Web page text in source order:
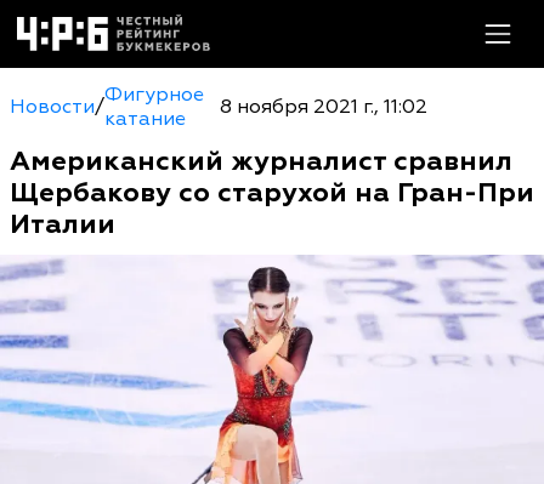
Новости/Фигурное
катание
8 ноября 2021 г., 11:02
Американский журналист сравнил
Щербакову со старухой на Гран-При
Италии